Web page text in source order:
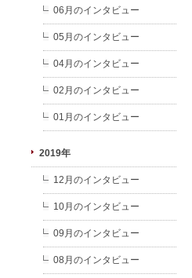
06月のインタビュー
05月のインタビュー
04月のインタビュー
02月のインタビュー
01月のインタビュー
2019年
12月のインタビュー
10月のインタビュー
09月のインタビュー
08月のインタビュー